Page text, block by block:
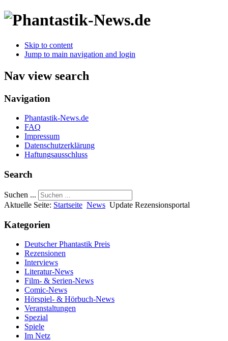
Skip to content
Jump to main navigation and login
Nav view search
Navigation
Phantastik-News.de
FAQ
Impressum
Datenschutzerklärung
Haftungsausschluss
Search
Suchen ...
Aktuelle Seite: Startseite News Update Rezensionsportal
Kategorien
Deutscher Phantastik Preis
Rezensionen
Interviews
Literatur-News
Film- & Serien-News
Comic-News
Hörspiel- & Hörbuch-News
Veranstaltungen
Spezial
Spiele
Im Netz